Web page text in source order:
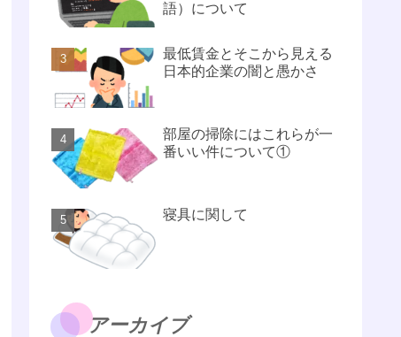
語）について
最低賃金とそこから見える
日本的企業の闇と愚かさ
部屋の掃除にはこれらが一
番いい件について①
寝具に関して
アーカイブ